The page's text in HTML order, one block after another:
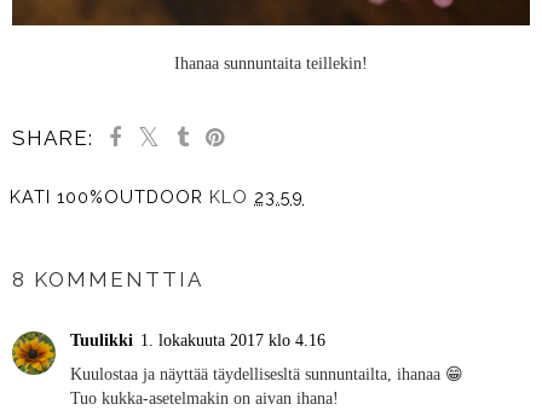
Ihanaa sunnuntaita teillekin!
SHARE:
KATI 100%OUTDOOR KLO 23.59
8 KOMMENTTIA
Tuulikki 1. lokakuuta 2017 klo 4.16
Kuulostaa ja näyttää täydellisesltä sunnuntailta, ihanaa 😁
Tuo kukka-asetelmakin on aivan ihana!